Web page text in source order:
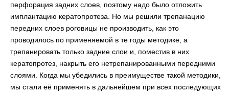
перфорация задних слоев, поэтому надо было отложить
имплантацию кератопротеза. Но мы решили трепанацию
передних слоев роговицы не производить, как это
проводилось по применяемой в те годы методике, а
трепанировать только задние слои и, поместив в них
кератопротез, накрыть его нетрепанированными передними
слоями. Когда мы убедились в преимуществе такой методики,
мы стали её применять в дальнейшем при всех последующих